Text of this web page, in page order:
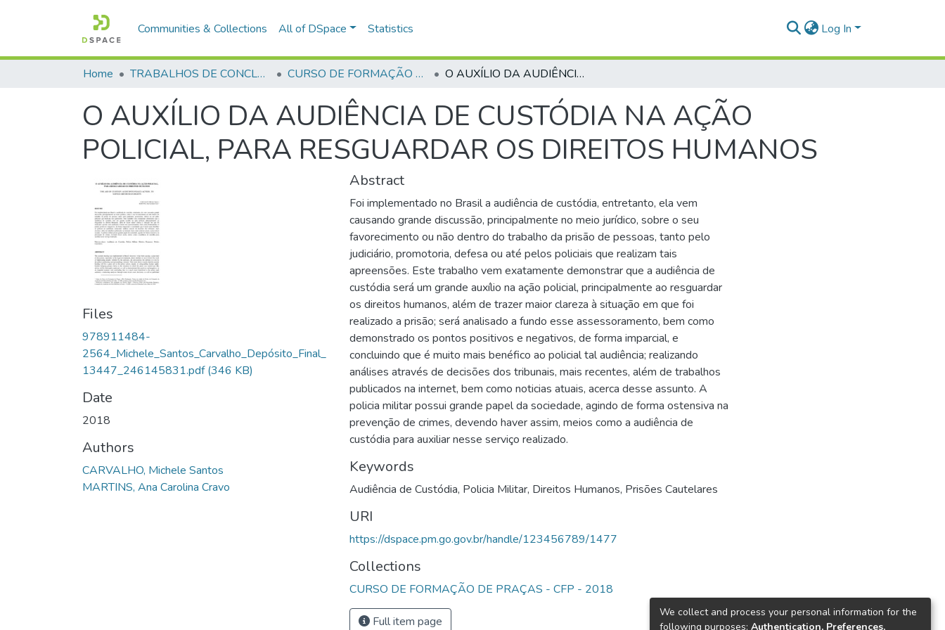
Communities & Collections All of DSpace Statistics Log In
Home TRABALHOS DE CONCLUSÃO DE CURSO - CFP (CURSO DE FORMAÇÃO DE PRAÇAS) CURSO DE FORMAÇÃO DE PRAÇAS - CFP - 2018 O AUXÍLIO DA AUDIÊNCIA DE CUSTÓDIA NA AÇÃO POLICIAL, PARA RESGUARDAR OS DIREITOS HUMANOS
O AUXÍLIO DA AUDIÊNCIA DE CUSTÓDIA NA AÇÃO
POLICIAL, PARA RESGUARDAR OS DIREITOS HUMANOS
Files
978911484-
2564_Michele_Santos_Carvalho_Depósito_Final_
13447_246145831.pdf(346 KB)
Date
2018
Authors
CARVALHO, Michele Santos
MARTINS, Ana Carolina Cravo
Abstract
Foi implementado no Brasil a audiência de custódia, entretanto, ela vem
causando grande discussão, principalmente no meio jurídico, sobre o seu
favorecimento ou não dentro do trabalho da prisão de pessoas, tanto pelo
judiciário, promotoria, defesa ou até pelos policiais que realizam tais
apreensões. Este trabalho vem exatamente demonstrar que a audiência de
custódia será um grande auxílio na ação policial, principalmente ao resguardar
os direitos humanos, além de trazer maior clareza à situação em que foi
realizado a prisão; será analisado a fundo esse assessoramento, bem como
demonstrado os pontos positivos e negativos, de forma imparcial, e
concluindo que é muito mais benéfico ao policial tal audiência; realizando
análises através de decisões dos tribunais, mais recentes, além de trabalhos
publicados na internet, bem como noticias atuais, acerca desse assunto. A
policia militar possui grande papel da sociedade, agindo de forma ostensiva na
prevenção de crimes, devendo haver assim, meios como a audiência de
custódia para auxiliar nesse serviço realizado.
Keywords
Audiência de Custódia, Policia Militar, Direitos Humanos, Prisões Cautelares
URI
https://dspace.pm.go.gov.br/handle/123456789/1477
Collections
CURSO DE FORMAÇÃO DE PRAÇAS - CFP - 2018
Full item page
We collect and process your personal information for the
following purposes: Authentication, Preferences,